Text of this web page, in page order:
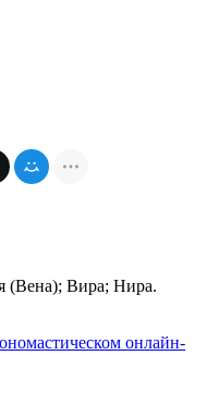
(Вена); Вира; Нира.
онлайн-